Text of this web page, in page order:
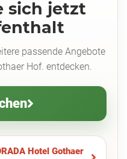
sich jetzt
passende Angebote
Hof. entdecken.
Hotel Gothaer